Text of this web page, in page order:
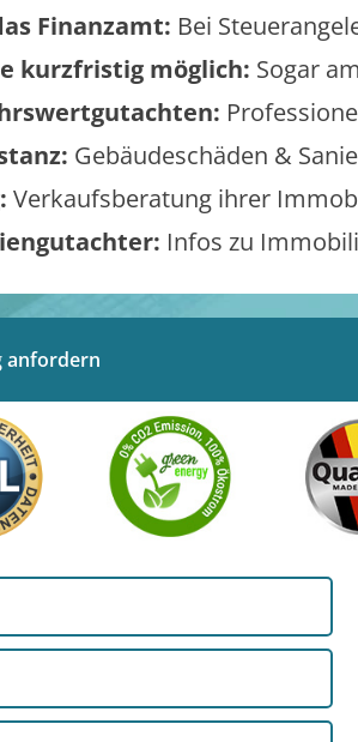
Finanzamt: Bei
kurzfristig möglich: Sogar
Gebäudeschäden &
Verkaufsberatung ihrer
Infos zu
anfordern